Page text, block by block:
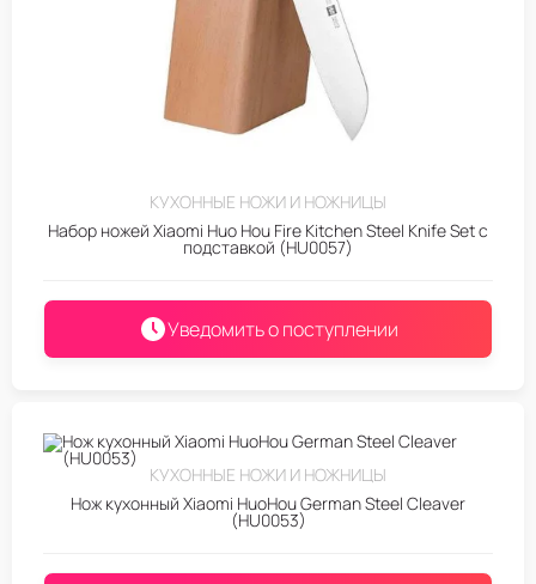
КУХОННЫЕ НОЖИ И НОЖНИЦЫ
Набор ножей Xiaomi Huo Hou Fire Kitchen Steel Knife Set с
подставкой (HU0057)
Уведомить о поступлении
КУХОННЫЕ НОЖИ И НОЖНИЦЫ
Нож кухонный Xiaomi HuoHou German Steel Cleaver
(HU0053)